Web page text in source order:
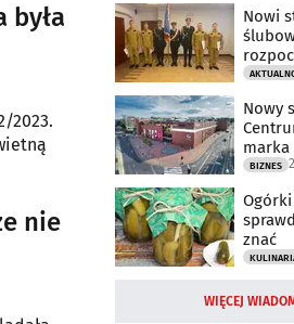
była
2023.
nie
Nowi
Nowy
marka
BIZNES
znać
WIĘCEJ